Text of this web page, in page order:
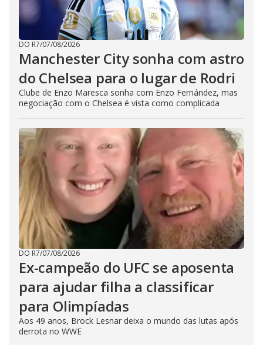
DO R7/07/08/2026
Manchester City sonha com astro
do Chelsea para o lugar de Rodri
Clube de Enzo Maresca sonha com Enzo Fernández, mas
negociação com o Chelsea é vista como complicada
DO R7/07/08/2026
Ex-campeão do UFC se aposenta
para ajudar filha a classificar
para Olimpíadas
Aos 49 anos, Brock Lesnar deixa o mundo das lutas após
derrota no WWE